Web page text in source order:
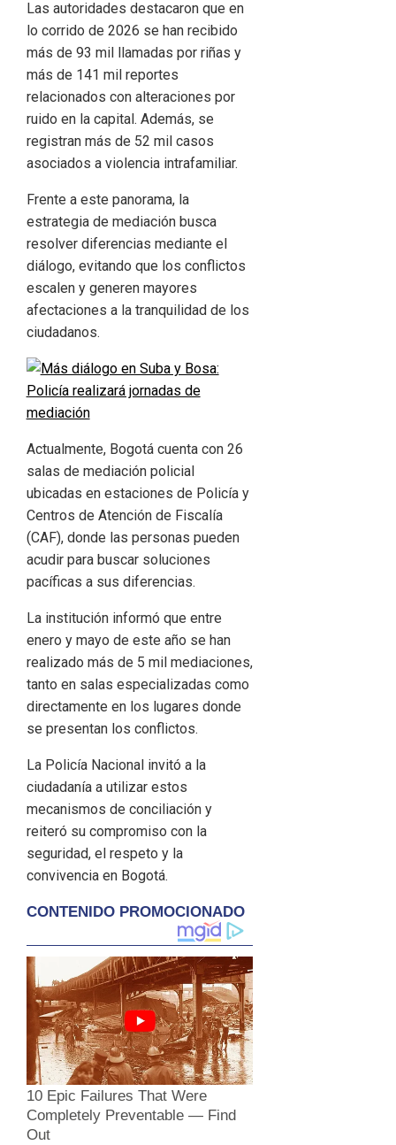
Las autoridades destacaron que en
lo corrido de 2026 se han recibido
más de 93 mil llamadas por riñas y
más de 141 mil reportes
relacionados con alteraciones por
ruido en la capital. Además, se
registran más de 52 mil casos
asociados a violencia intrafamiliar.
Frente a este panorama, la
estrategia de mediación busca
resolver diferencias mediante el
diálogo, evitando que los conflictos
escalen y generen mayores
afectaciones a la tranquilidad de los
ciudadanos.
Actualmente, Bogotá cuenta con 26
salas de mediación policial
ubicadas en estaciones de Policía y
Centros de Atención de Fiscalía
(CAF), donde las personas pueden
acudir para buscar soluciones
pacíficas a sus diferencias.
La institución informó que entre
enero y mayo de este año se han
realizado más de 5 mil mediaciones,
tanto en salas especializadas como
directamente en los lugares donde
se presentan los conflictos.
La Policía Nacional invitó a la
ciudadanía a utilizar estos
mecanismos de conciliación y
reiteró su compromiso con la
seguridad, el respeto y la
convivencia en Bogotá.